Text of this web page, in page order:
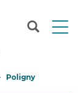
T
Poligny